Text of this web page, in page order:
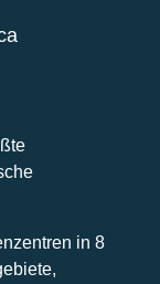
in 8